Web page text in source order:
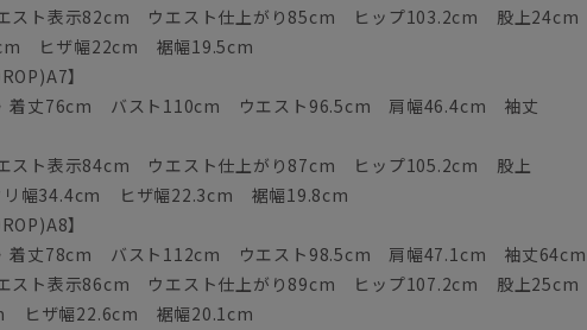
エスト表示82cm ウエスト仕上がり85cm ヒップ103.2cm 股上24cm
ヒザ幅22cm 裾幅19.5cm
】
》着丈76cm バスト110cm ウエスト96.5cm 肩幅46.4cm 袖丈
エスト表示84cm ウエスト仕上がり87cm ヒップ105.2cm 股上
幅34.4cm ヒザ幅22.3cm 裾幅19.8cm
】
》着丈78cm バスト112cm ウエスト98.5cm 肩幅47.1cm 袖丈64cm
エスト表示86cm ウエスト仕上がり89cm ヒップ107.2cm 股上25cm
ヒザ幅22.6cm 裾幅20.1cm